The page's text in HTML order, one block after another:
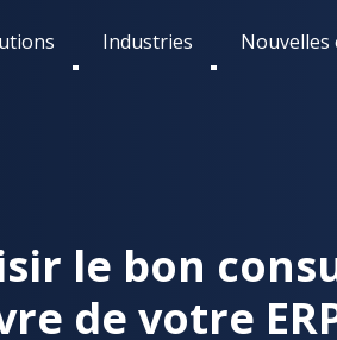
Toggle
Industries
Toggle
Nouvelles
le bon
de votre